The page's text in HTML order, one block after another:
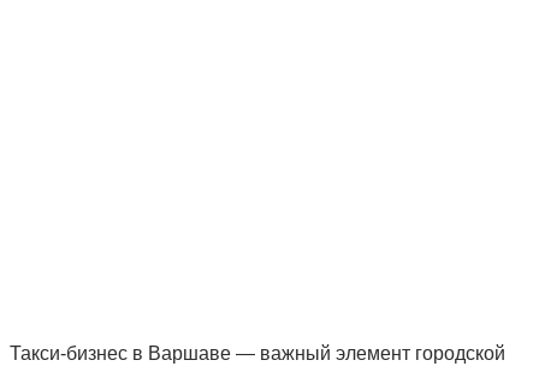
Такси-бизнес в Варшаве — важный элемент городской